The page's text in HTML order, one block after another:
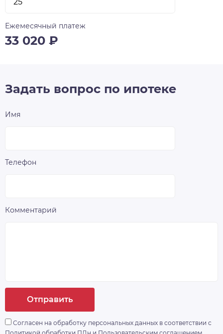
Ежемесячный платеж
33 020 ₽
Задать вопрос по ипотеке
Имя
Телефон
Комментарий
Отправить
Согласен на обработку персональных данных в соответствии с